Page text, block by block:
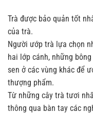
Trà được bảo quản tốt
của trà.
Người ướp trà lựa chọn
hai lớp cánh, những
sen ở các vùng khác để
thượng phẩm.
Từ những cây trà tươi
thông qua bàn tay các